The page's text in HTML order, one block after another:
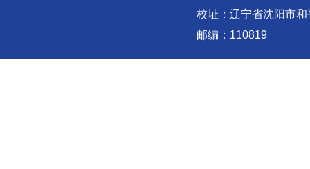
校址：辽宁省沈阳市
邮编：110819